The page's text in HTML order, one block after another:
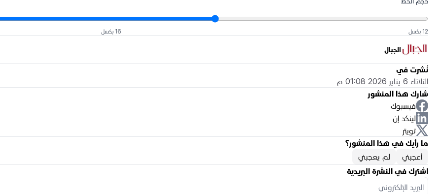
12 بكسل 16 بكسل
الجبال
نُشرت في
الثلاثاء 6 يناير 2026 01:08 م
شارك هذا المنشور
فيسبوك
لينكد إن
تويتر
ما رأيك في هذا المنشور؟
أعجبني
لم يعجبني
اشترك في النشرة البريدية